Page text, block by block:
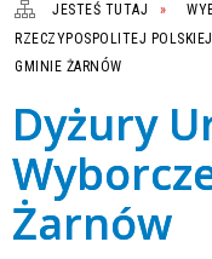
JESTEŚ TUTAJ
RZECZYPOSPOLITEJ
GMINIE ŻARNÓW
Dyżury
Żarnów